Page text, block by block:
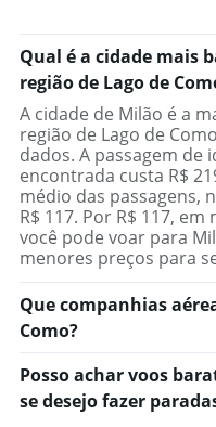
Qual é a cidade mais
região de Lago de
A cidade de Milão é a
região de Lago de
dados. A passagem de
encontrada custa R$
médio das passagens,
R$ 117. Por R$ 117,
você pode voar para
menores preços para
Que companhias
Como?
Posso achar voos
se desejo fazer